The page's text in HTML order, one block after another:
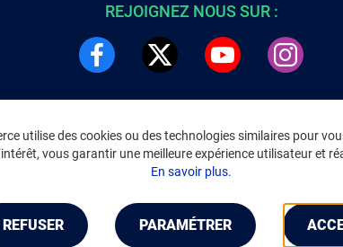
REJOIGNEZ NOUS SUR :
INFORMATIONS LÉGALES
Environnement
CGV/CGU Marketplace
Gérer mes cookies
Mentions légales
Accessibilité : non
utilise des cookies ou des technologies similaires pour
vous garantir une meilleure expérience utilisateur et
En savoir plus.
REFUSER PARAMÉTRER